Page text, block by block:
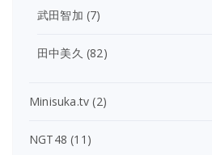
武田智加 (7)
田中美久 (82)
Minisuka.tv (2)
NGT48 (11)